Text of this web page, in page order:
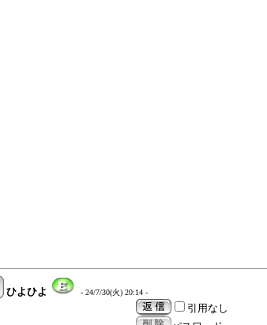
ひよひよ - 24/7/30(火) 20:14 -
引用なし